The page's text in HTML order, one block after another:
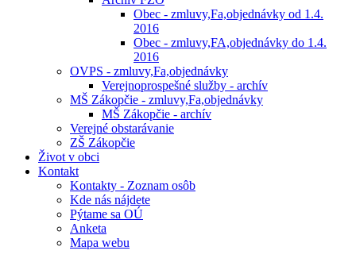
Obec - zmluvy,Fa,objednávky od 1.4.
2016
Obec - zmluvy,FA,objednávky do 1.4.
2016
OVPS - zmluvy,Fa,objednávky
Verejnoprospešné služby - archív
MŠ Zákopčie - zmluvy,Fa,objednávky
MŠ Zákopčie - archív
Verejné obstarávanie
ZŠ Zákopčie
Život v obci
Kontakt
Kontakty - Zoznam osôb
Kde nás nájdete
Pýtame sa OÚ
Anketa
Mapa webu